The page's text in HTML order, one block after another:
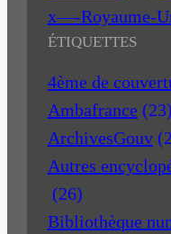
x—-Royaume-
ÉTIQUETTES
4ème de
Ambafrance (23)
ArchivesGouv
Autres
(26)
Bibliothèque